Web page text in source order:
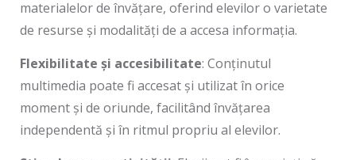
materialelor de învățare, oferind elevilor o varietate
de resurse și modalități de a accesa informația.
Flexibilitate și accesibilitate: Conținutul
multimedia poate fi accesat și utilizat în orice
moment și de oriunde, facilitând învățarea
independentă și în ritmul propriu al elevilor.